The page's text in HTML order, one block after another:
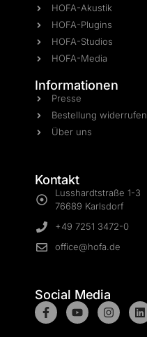
HOFA-Akustik
HOFA-Plugins
HOFA-Studios
HOFA-Media
Informationen
Presse
Bestellung widerrufen
Über uns
Kontakt
Lusshardtstraße 1-3
76689 Karlsdorf
+49 7251 3472-0
office@hofa.de
Social Media